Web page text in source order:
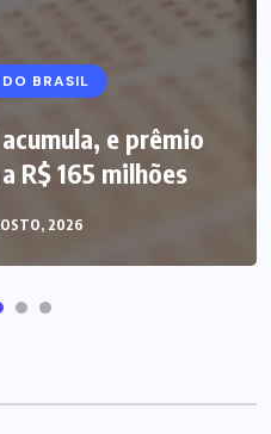
BRASIL
e prêmio
R$ 165 milhões
2026